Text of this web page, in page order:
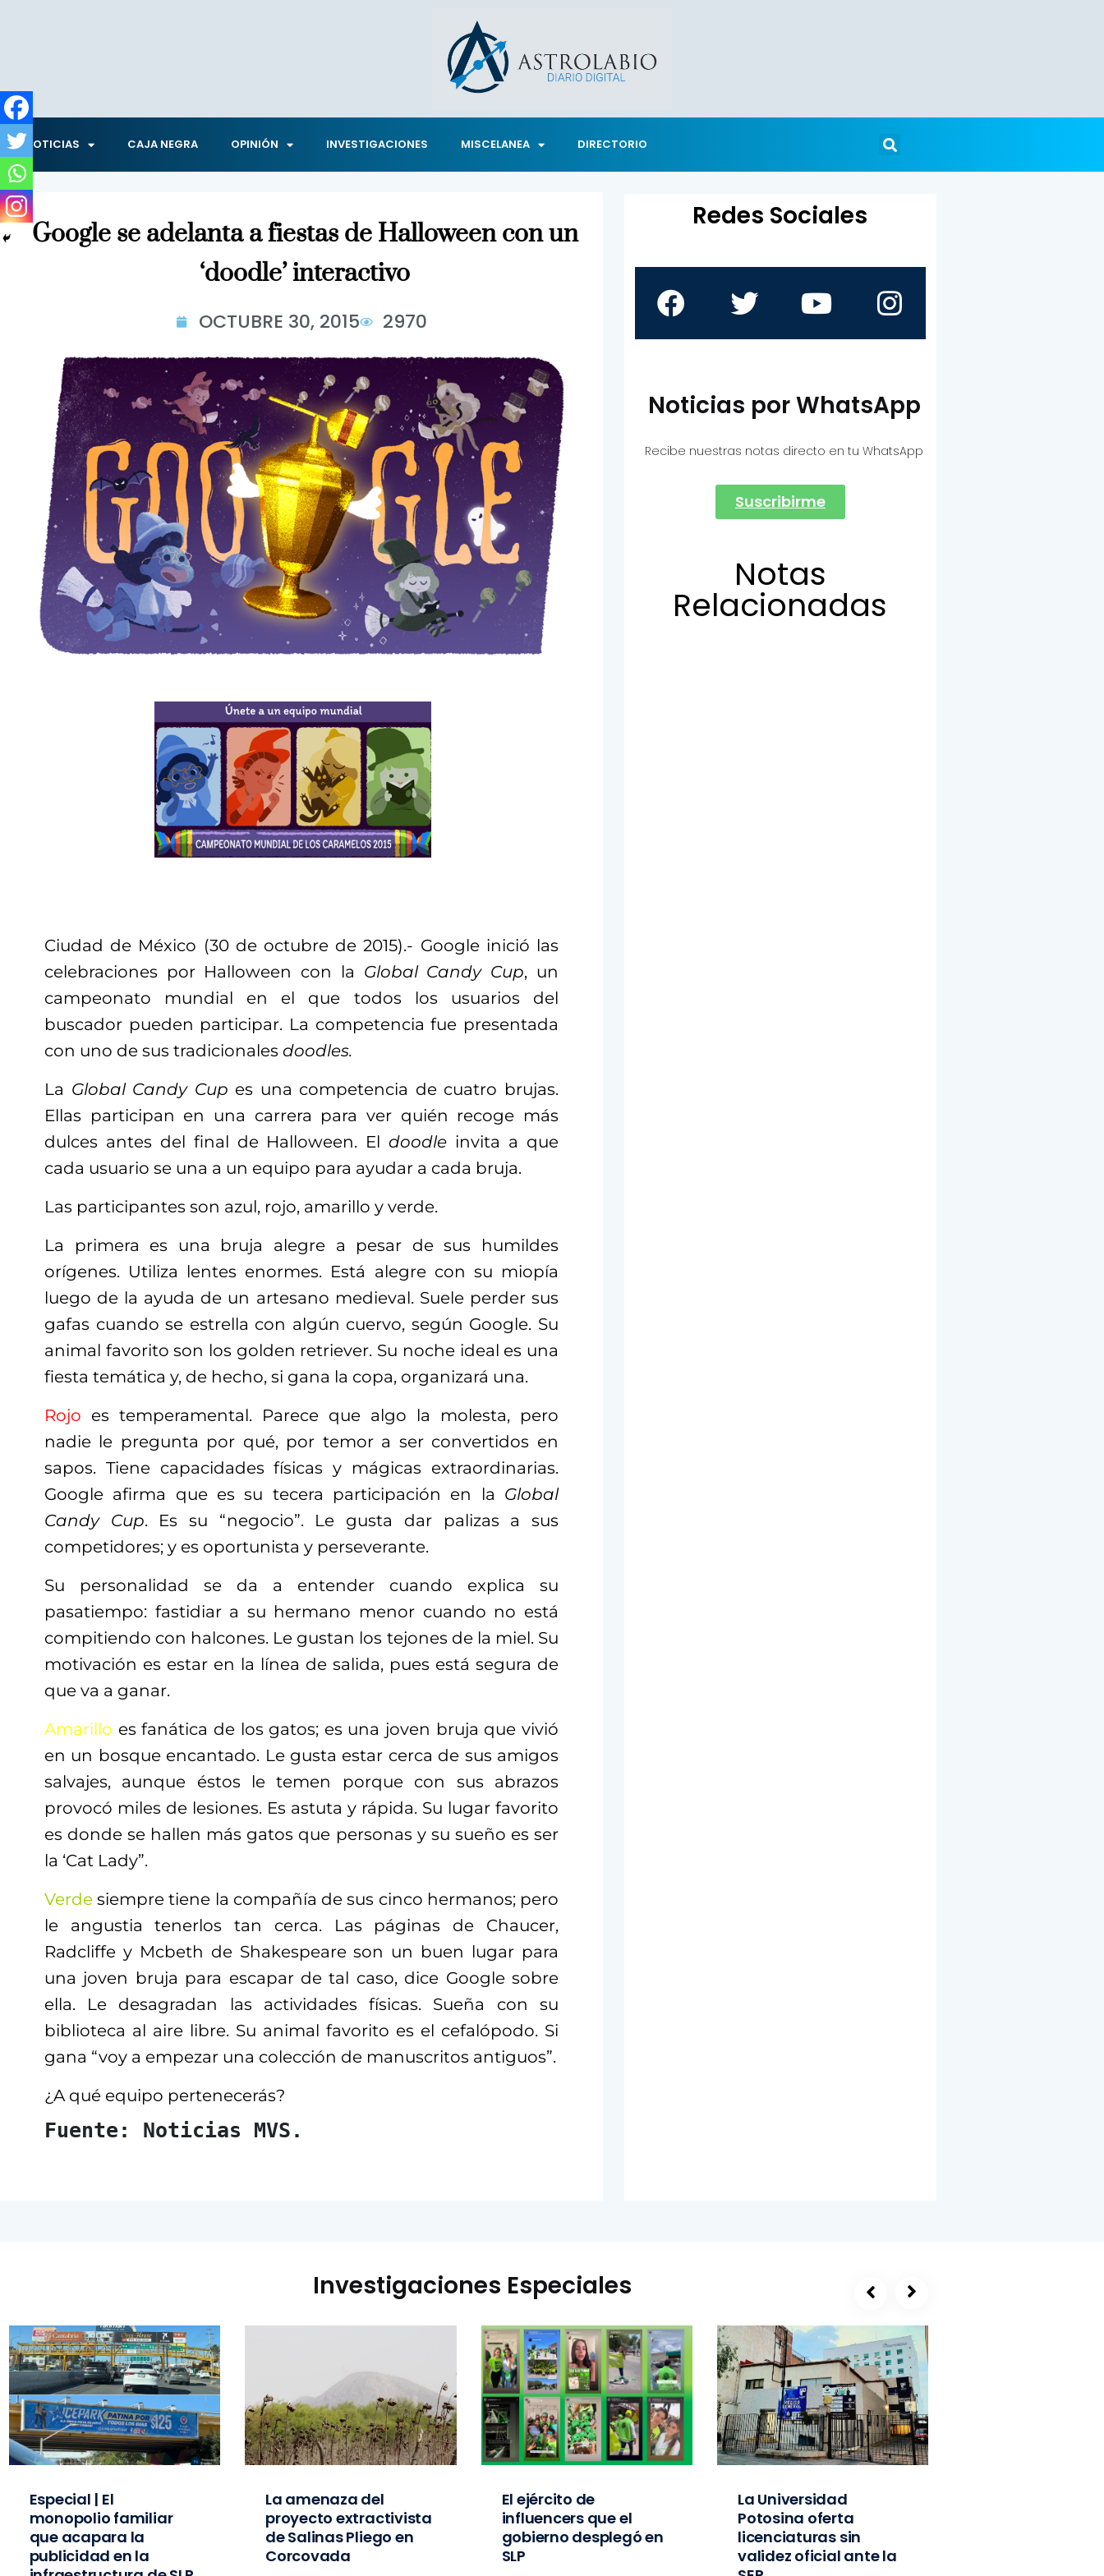
NOTICIAS CAJA NEGRA OPINIÓN INVESTIGACIONES MISCELANEA DIRECTORIO
Google se adelanta a fiestas de Halloween con un
‘doodle’ interactivo
OCTUBRE 30, 2015 2970
Ciudad de México (30 de octubre de 2015).- Google inició las
celebraciones por Halloween con la Global Candy Cup, un
campeonato mundial en el que todos los usuarios del
buscador pueden participar. La competencia fue presentada
con uno de sus tradicionales doodles.
La Global Candy Cup es una competencia de cuatro brujas.
Ellas participan en una carrera para ver quién recoge más
dulces antes del final de Halloween. Eldoodle invita a que
cada usuario se una a un equipo para ayudar a cada bruja.
Las participantes son azul, rojo, amarillo y verde.
La primera es una bruja alegre a pesar de sus humildes
orígenes. Utiliza lentes enormes. Está alegre con su miopía
luego de la ayuda de un artesano medieval. Suele perder sus
gafas cuando se estrella con algún cuervo, según Google. Su
animal favorito son los golden retriever. Su noche ideal es una
fiesta temática y, de hecho, si gana la copa, organizará una.
Rojo es temperamental. Parece que algo la molesta, pero
nadie le pregunta por qué, por temor a ser convertidos en
sapos. Tiene capacidades físicas y mágicas extraordinarias.
Google afirma que es su tecera participación en la Global
Candy Cup. Es su “negocio”. Le gusta dar palizas a sus
competidores; y es oportunista y perseverante.
Su personalidad se da a entender cuando explica su
pasatiempo: fastidiar a su hermano menor cuando no está
compitiendo con halcones. Le gustan los tejones de la miel. Su
motivación es estar en la línea de salida, pues está segura de
que va a ganar.
Amarillo es fanática de los gatos; es una joven bruja que vivió
en un bosque encantado. Le gusta estar cerca de sus amigos
salvajes, aunque éstos le temen porque con sus abrazos
provocó miles de lesiones. Es astuta y rápida. Su lugar favorito
es donde se hallen más gatos que personas y su sueño es ser
la ‘Cat Lady”.
Verdesiempre tiene la compañía de sus cinco hermanos; pero
le angustia tenerlos tan cerca. Las páginas de Chaucer,
Radcliffe y Mcbeth de Shakespeare son un buen lugar para
una joven bruja para escapar de tal caso, dice Google sobre
ella. Le desagradan las actividades físicas. Sueña con su
biblioteca al aire libre. Su animal favorito es el cefalópodo. Si
gana “voy a empezar una colección de manuscritos antiguos”.
¿A qué equipo pertenecerás?
Fuente: Noticias MVS.
Redes Sociales
Noticias por WhatsApp
Recibe nuestras notas directo en tu WhatsApp
Suscribirme
Notas
Relacionadas
Investigaciones Especiales
Especial | El
monopolio familiar
que acapara la
publicidad en la
La amenaza del
proyecto extractivista
de Salinas Pliego en
Corcovada
El ejército de
influencers que el
gobierno desplegó en
SLP
La Universidad
Potosina oferta
licenciaturas sin
validez oficial ante la